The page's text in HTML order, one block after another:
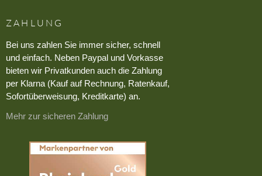
ZAHLUNG
Bei uns zahlen Sie immer sicher, schnell
und einfach. Neben Paypal und Vorkasse
bieten wir Privatkunden auch die Zahlung
per Klarna (Kauf auf Rechnung, Ratenkauf,
Sofortüberweisung, Kreditkarte) an.
Mehr zur sicheren Zahlung